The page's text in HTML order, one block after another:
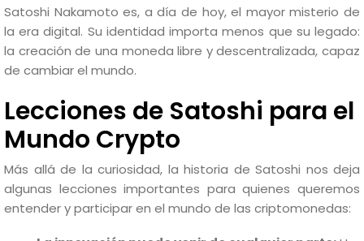
Satoshi Nakamoto es, a día de hoy, el mayor misterio de
la era digital. Su identidad importa menos que su legado:
la creación de una moneda libre y descentralizada, capaz
de cambiar el mundo.
Lecciones de Satoshi para el
Mundo Crypto
Más allá de la curiosidad, la historia de Satoshi nos deja
algunas lecciones importantes para quienes queremos
entender y participar en el mundo de las criptomonedas: